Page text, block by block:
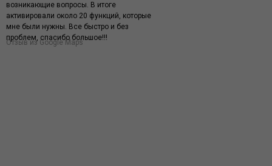
возникающие вопросы. В итоге
активировали около 20 функций, которые
мне были нужны. Все быстро и без
проблем, спасибо большое!!!
Отзыв из Google Maps